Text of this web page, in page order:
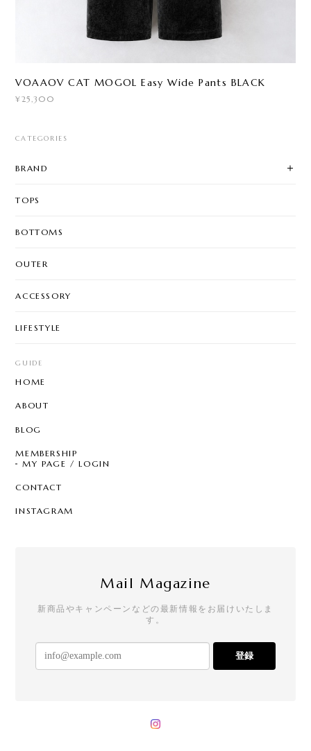
VOAAOV CAT MOGOL Easy Wide Pants BLACK
¥25,300
CATEGORIES
BRAND
TOPS
BOTTOMS
OUTER
ACCESSORY
LIFESTYLE
GUIDE
HOME
ABOUT
BLOG
MEMBERSHIP
MY PAGE / LOGIN
CONTACT
INSTAGRAM
Mail Magazine
新商品やキャンペーンなどの最新情報をお届けいたしま
す。
登録